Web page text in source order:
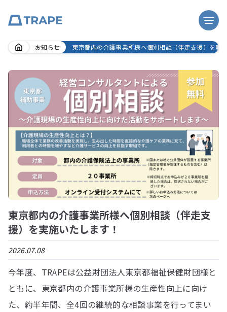
Skip
content
お知らせ 東京都内の介護事業所様へ個別相談（伴走支援）を実
東京都内の介護事業所様へ個別相談（伴走支
援）を実施いたします！
2026.07.08
今年度、TRAPEは公益財団法人東京都福祉保健財団様と
ともに、東京都内の介護事業所様の生産性向上に向け
た、約半年間、全4回の継続的な相談事業を行ってまい